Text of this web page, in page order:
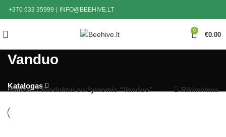
+370 633 35999 INFO@BEEHIVE.LT
0
€0.00
Vanduo
Katalogas
Pradžia Produktai su žymomis “Vanduo” Rikiavimas